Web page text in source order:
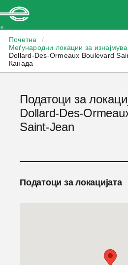
Почетна
/
Меѓународни локации за
Dollard-Des-Ormeaux Boulevard
Канада
Податоци за
Dollard-Des-
Saint-Jean
Податоци за локацијата